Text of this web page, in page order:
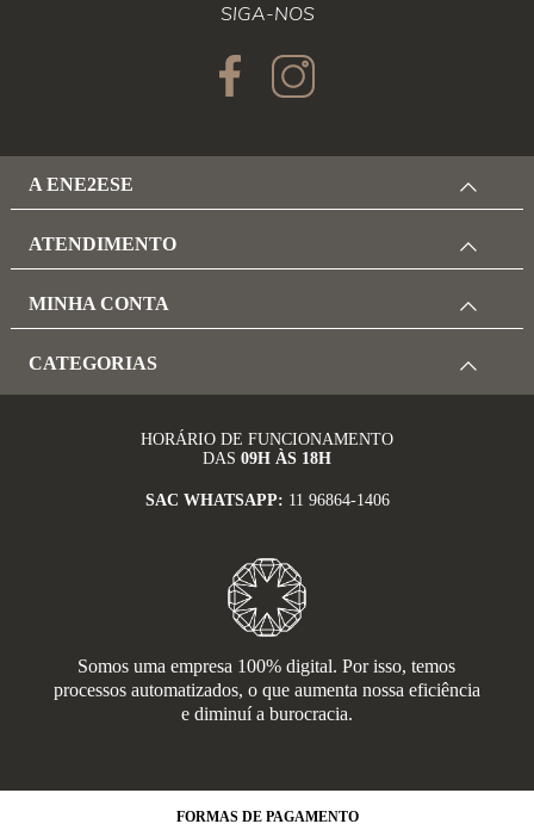
SIGA-NOS
A ENE2ESE
ATENDIMENTO
MINHA CONTA
CATEGORIAS
HORÁRIO DE FUNCIONAMENTO
DAS 09H ÀS 18H
SAC WHATSAPP: 11 96864-1406
Somos uma empresa 100% digital. Por isso, temos
processos automatizados, o que aumenta nossa eficiência
e diminuí a burocracia.
FORMAS DE PAGAMENTO